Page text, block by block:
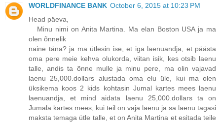
WORLDFINANCE BANK October 6, 2015 at 10:23 PM
Head päeva,
Minu nimi on Anita Martina. Ma elan Boston USA ja ma
olen õnnelik
naine täna? ja ma ütlesin ise, et iga laenuandja, et päästa
oma pere meie kehva olukorda, viitan isik, kes otsib laenu
talle, andis ta õnne mulle ja minu pere, ma olin vajavad
laenu 25,000.dollars alustada oma elu üle, kui ma olen
üksikema koos 2 kids kohtasin Jumal kartes mees laenu
laenuandja, et mind aidata laenu 25,000.dollars ta on
Jumala kartes mees, kui teil on vaja laenu ja sa laenu tagasi
maksta temaga ütle talle, et on Anita Martina et esitada teile